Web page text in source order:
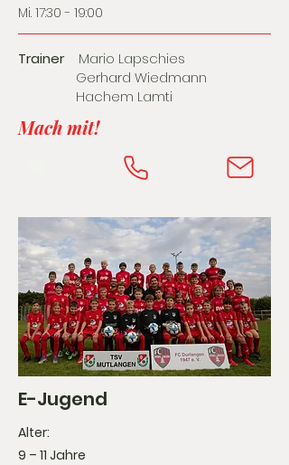
Mi. 17:30 - 19:00
Trainer Mario Lapschies
Gerhard Wiedmann
Hachem Lamti
Mach mit!
E-Jugend
Alter:
9 – 11 Jahre